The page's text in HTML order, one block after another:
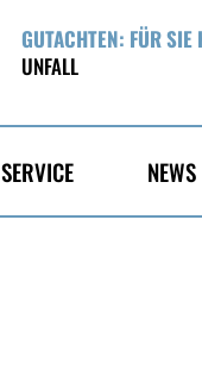
GUTACHTEN: FÜR SIE
UNFALL
SERVICE NEWS